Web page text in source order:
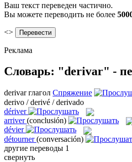
Ваш текст переведен частично.
Вы можете переводить не более
<>
Реклама
Словарь: "derivar" -
derivar глагол Спряжение
derivo / derivé / derivado
dériver
arriver (conclusión)
dévier
détourner (conversación)
другие переводы 1
свернуть